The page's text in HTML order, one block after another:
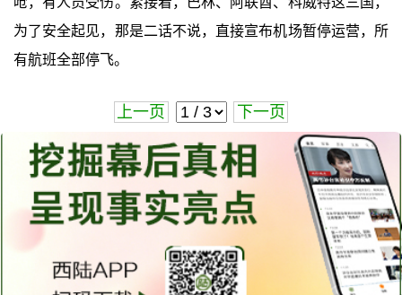
为了安全起见，那是二话不说，直接宣布机场暂停运营，所
有航班全部停飞。
上一页 下一页